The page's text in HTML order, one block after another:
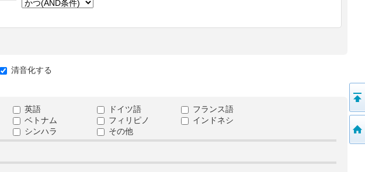
清音化する
英語 ドイツ語
フランス語
ベトナム フィリピノ
インドネシ
シンハラ その他